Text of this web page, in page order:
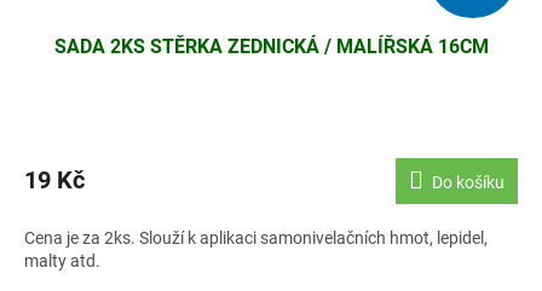
SADA 2KS STĚRKA ZEDNICKÁ / MALÍŘSKÁ 16CM
19 Kč Do košíku
Cena je za 2ks. Slouží k aplikaci samonivelačních hmot, lepidel,
malty atd.